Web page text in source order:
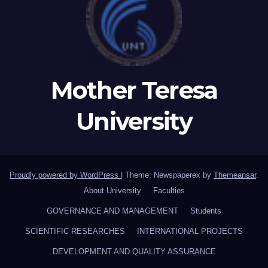
Mother Teresa
University
Proudly powered by WordPress Theme: Newspaperex by Themeansar.
About University
Faculties
GOVERNANCE AND MANAGEMENT Students
SCIENTIFIC RESEARCHES INTERNATIONAL PROJECTS
DEVELOPMENT AND QUALITY ASSURANCE